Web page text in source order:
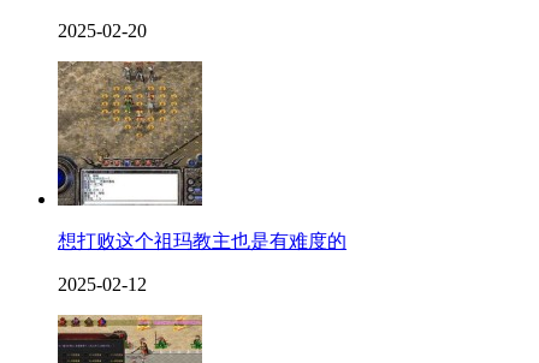
2025-02-20
想打败这个祖玛教主也是有难度的
2025-02-12